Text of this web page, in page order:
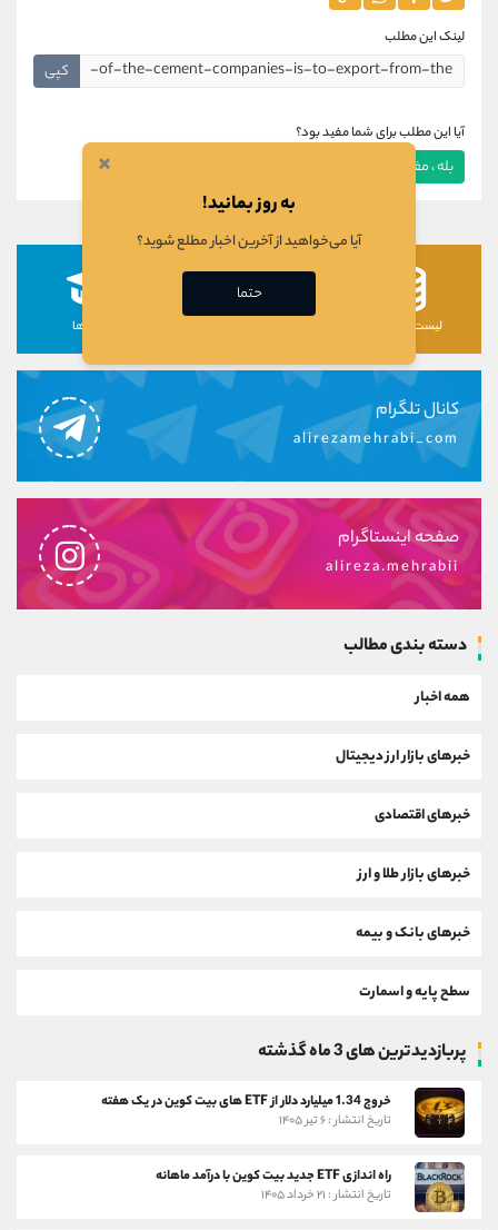
لینک این مطلب
کپی
آیا این مطلب برای شما مفید بود؟
بله ، مفید بود
لیست رمزارزها دوره ها
کانال تلگرام
alirezamehrabi_com
صفحه اینستاگرام
alireza.mehrabii
دسته بندی مطالب
همه اخبار
خبرهای بازار ارز دیجیتال
خبرهای اقتصادی
خبرهای بازار طلا و ارز
خبرهای بانک و بیمه
سطح پایه و اسمارت
پربازدیدترین های 3 ماه گذشته
خروج 1.34 میلیارد دلار از ETF های بیت کوین در یک هفته
تاریخ انتشار : ۶ تیر ۱۴۰۵
راه اندازی ETF جدید بیت کوین با درآمد ماهانه
تاریخ انتشار : ۲۱ خرداد ۱۴۰۵
×
به روز بمانید!
آیا می‌خواهید از آخرین اخبار مطلع شوید؟
حتما